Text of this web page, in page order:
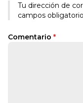
Tu dirección de
campos
Comentario *